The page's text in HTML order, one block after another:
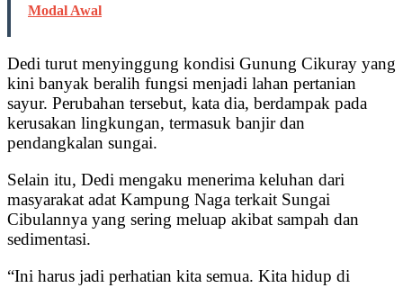
Modal Awal
Dedi turut menyinggung kondisi Gunung Cikuray yang
kini banyak beralih fungsi menjadi lahan pertanian
sayur. Perubahan tersebut, kata dia, berdampak pada
kerusakan lingkungan, termasuk banjir dan
pendangkalan sungai.
Selain itu, Dedi mengaku menerima keluhan dari
masyarakat adat Kampung Naga terkait Sungai
Cibulannya yang sering meluap akibat sampah dan
sedimentasi.
“Ini harus jadi perhatian kita semua. Kita hidup di